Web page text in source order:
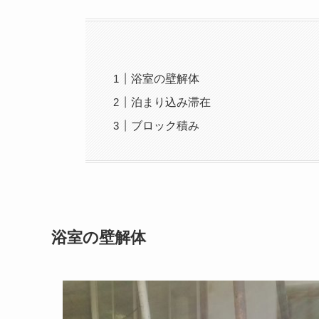
浴室の壁解体
泊まり込み滞在
ブロック積み
浴室の壁解体